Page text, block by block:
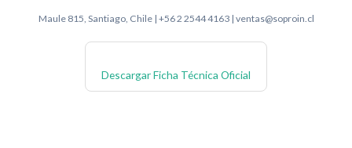
Maule 815, Santiago, Chile | +56 2 2544 4163 | ventas@soproin.cl
Descargar Ficha Técnica Oficial